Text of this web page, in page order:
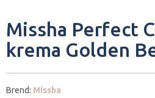
Missha Perfect
krema Golden
Brend: Missha